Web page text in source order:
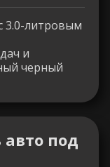
3.0-литровым
и
черный
авто под